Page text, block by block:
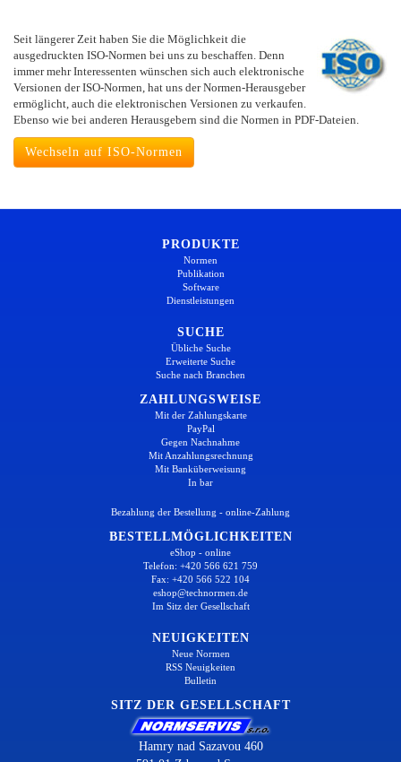
Seit längerer Zeit haben Sie die Möglichkeit die
ausgedruckten ISO-Normen bei uns zu beschaffen. Denn
immer mehr Interessenten wünschen sich auch elektronische
Versionen der ISO-Normen, hat uns der Normen-Herausgeber
ermöglicht, auch die elektronischen Versionen zu verkaufen.
Ebenso wie bei anderen Herausgebern sind die Normen in PDF-Dateien.
Wechseln auf ISO-Normen
PRODUKTE
Normen
Publikation
Software
Dienstleistungen
SUCHE
Übliche Suche
Erweiterte Suche
Suche nach Branchen
ZAHLUNGSWEISE
Mit der Zahlungskarte
PayPal
Gegen Nachnahme
Mit Anzahlungsrechnung
Mit Banküberweisung
In bar
Bezahlung der Bestellung - online-Zahlung
BESTELLMÖGLICHKEITEN
eShop - online
Telefon: +420 566 621 759
Fax: +420 566 522 104
eshop@technormen.de
Im Sitz der Gesellschaft
NEUIGKEITEN
Neue Normen
RSS Neuigkeiten
Bulletin
SITZ DER GESELLSCHAFT
Hamry nad Sazavou 460